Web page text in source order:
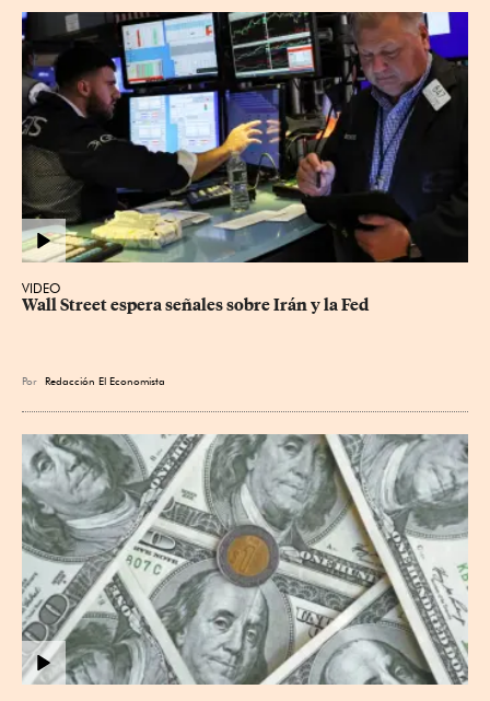
VIDEO
Wall Street espera señales sobre Irán y la Fed
Por Redacción El Economista